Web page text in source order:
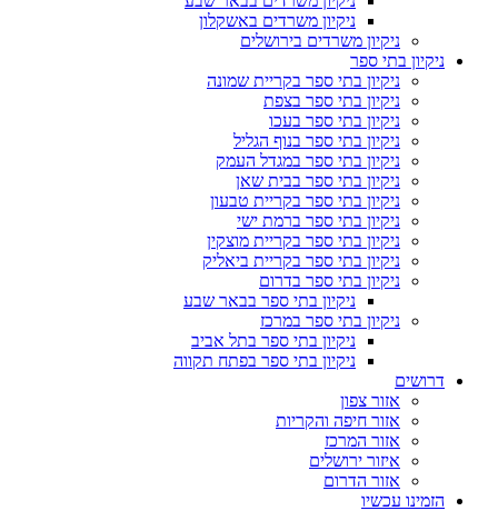
ניקיון משרדים באשקלון
ניקיון משרדים בירושלים
ניקיון בתי ספר
ניקיון בתי ספר בקריית שמונה
ניקיון בתי ספר בצפת
ניקיון בתי ספר בעכו
ניקיון בתי ספר בנוף הגליל
ניקיון בתי ספר במגדל העמק
ניקיון בתי ספר בבית שאן
ניקיון בתי ספר בקריית טבעון
ניקיון בתי ספר ברמת ישי
ניקיון בתי ספר בקריית מוצקין
ניקיון בתי ספר בקריית ביאליק
ניקיון בתי ספר בדרום
ניקיון בתי ספר בבאר שבע
ניקיון בתי ספר במרכז
ניקיון בתי ספר בתל אביב
ניקיון בתי ספר בפתח תקווה
דרושים
אזור צפון
אזור חיפה והקריות
אזור המרכז
איזור ירושלים
אזור הדרום
הזמינו עכשיו